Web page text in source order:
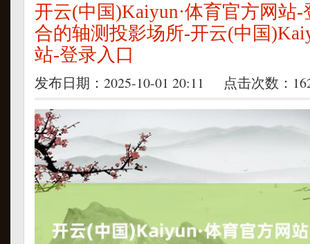
开云(中国)Kaiyun·体育官方网站
合的轴测投影场所-开云(中国
站-登录入口
发布日期：2025-10-01 20:11 点击次数：